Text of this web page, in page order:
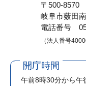
〒500-8570
岐阜市薮田
電話番号
（法人番号
開庁時間
午前8時30分から午